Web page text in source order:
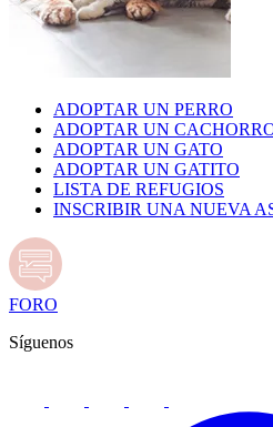
ADOPTAR UN PERRO
ADOPTAR UN
ADOPTAR UN GATO
ADOPTAR UN GATITO
LISTA DE REFUGIOS
INSCRIBIR UNA NUEVA
FORO
Síguenos